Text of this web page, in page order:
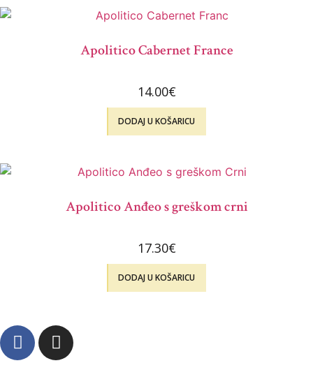
Apolitico Cabernet France
14.00€
DODAJ U KOŠARICU
Apolitico Anđeo s greškom crni
17.30€
DODAJ U KOŠARICU